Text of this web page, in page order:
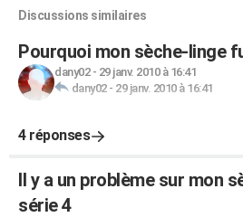
Discussions similaires
Pourquoi mon sèche-linge
dany02- 29 janv. 2010 à 16:41
dany02- 29 janv. 2010 à 16:41
4 réponses
Il y a un problème sur mon
série 4